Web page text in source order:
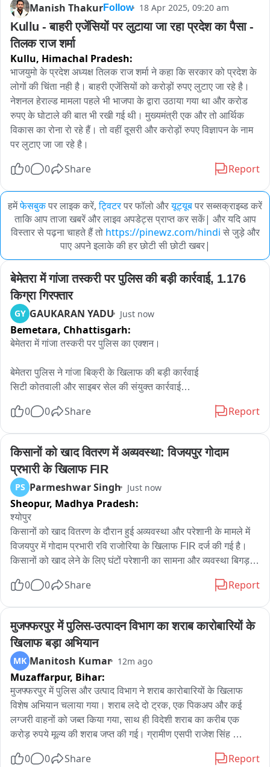
Manish ThakurFollow 18 Apr 2025, 09:20 am
Kullu - बाहरी एजेंसियों पर लुटाया जा रहा प्रदेश का पैसा -
तिलक राज शर्मा
Kullu, Himachal Pradesh:
भाजयुमो के प्रदेश अध्यक्ष तिलक राज शर्मा ने कहा कि सरकार को प्रदेश के
लोगों की चिंता नही है। बाहरी एजेंसियों को करोड़ों रुपए लुटाए जा रहे है।
नेशनल हेराल्ड मामला पहले भी भाजपा के द्वारा उठाया गया था और करोड
रुपए के घोटाले की बात भी रखी गई थी। मुख्यमंत्री एक और तो आर्थिक
विकास का रोना रो रहे हैं। तो वहीं दूसरी और करोड़ों रुपए विज्ञापन के नाम
पर लुटाए जा जा रहे है।
0 0 Share Report
हमेंफेसबुकपर लाइक करें, ट्विटरपर फॉलो औरयूट्यूबपर सब्सक्राइब्ड करें
ताकि आप ताजा खबरें और लाइव अपडेट्स प्राप्त कर सकें| और यदि आप
विस्तार से पढ़ना चाहते हैं तो https://pinewz.com/hindi से जुड़े और
पाए अपने इलाके की हर छोटी सी छोटी खबर|
बेमेतरा में गांजा तस्करी पर पुलिस की बड़ी कार्रवाई, 1.176
किग्रा गिरफ्तार
GY GAUKARAN YADU Just now
Bemetara, Chhattisgarh:
बेमेतरा में गांजा तस्करी पर पुलिस का एक्शन।
बेमेतरा पुलिस ने गांजा बिक्री के खिलाफ की बड़ी कार्रवाई
सिटी कोतवाली और साइबर सेल की संयुक्त कार्रवाई
खेत में बनी बोर झोपड़ी के पास बेच रहा था गांजा
गांजे की कीमत करीब 13 हजार रुपये बताई गई
1500 बिक्री रकम और 20 हजार का मोबाइल भी जब्त
पुलिस ने कुल  34,500 का सामान किया जब्त
आरोपी पर धारा 20(ख) NDPS एक्ट के तहत मामला दर्ज।
0 0 Share Report
किसानों को खाद वितरण में अव्यवस्था: विजयपुर गोदाम
प्रभारी के खिलाफ FIR
PS Parmeshwar Singh Just now
Sheopur, Madhya Pradesh:
श्योपुर
किसानों को खाद वितरण के दौरान हुई अव्यवस्था और परेशानी के मामले में
विजयपुर में गोदाम प्रभारी रवि राजोरिया के खिलाफ FIR दर्ज की गई है।
किसानों को खाद लेने के लिए घंटों परेशानी का सामना और व्यवस्था बिगड़ने
के बयान दर्ज किए गए हैं। पुलिस ने BNS की धारा 316(5) के तहत
इसके लिए सोमवार को श्योपुर से अतिरिक्त स्टाफ बुलाया जाएगा। प्रशासन
की मौजूदगी में सभी किसानों को खाद वितरित करने की व्यवस्था की जाएगी
0 0 Share Report
मुजफ्फरपुर में पुलिस-उत्पादन विभाग का शराब कारोबारियों के
खिलाफ बड़ा अभियान
MK Manitosh Kumar 12m ago
Muzaffarpur, Bihar:
मुजफ्फरपुर में पुलिस और उत्पाद विभाग ने शराब कारोबारियों के खिलाफ
विशेष अभियान चलाया गया। शराब लदे दो ट्रक, एक पिकअप और कई
लग्जरी वाहनों को जब्त किया गया, साथ ही विदेशी शराब का करीब एक
करोड़ रुपये मूल्य की शराब जप्त की गई। ग्रामीण एसपी राजेश सिंह
थाना क्षेत्र से एक पिकअप पर लदी शराब की खेप जप्त, गरहा थाना पुलिस ने
0 0 Share Report